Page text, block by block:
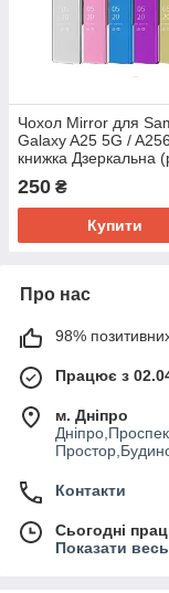
Чохол Mirror для
Galaxy A25 5G / A256
книжка Дзеркальна
250 ₴
Купити
Про нас
98% позитивних
Працює з
м. Дніпро
Контакти
Сьогодні
Показати